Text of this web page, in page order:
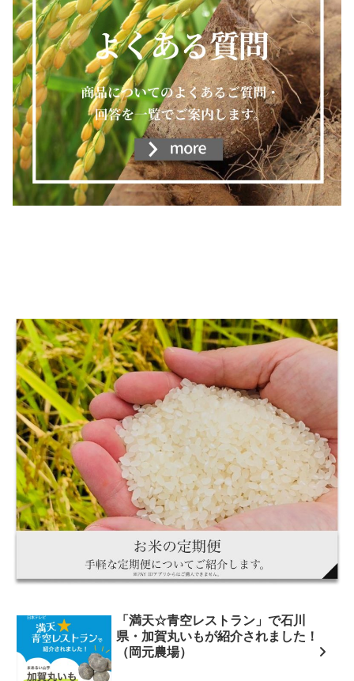
「満天☆青空レストラン」で石川
県・加賀丸いもが紹介されました！
（岡元農場）